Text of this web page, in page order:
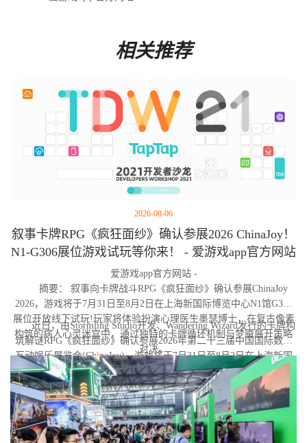
相关推荐
2026-08-06
叙事卡牌RPG《疯狂面纱》确认参展2026 ChinaJoy！
N1-G306展位游戏试玩等你来！ - 爱游戏app官方网站
爱游戏app官方网站 -
摘要： 叙事向卡牌战斗RPG《疯狂面纱》确认参展ChinaJoy
2026，游戏将于7月31日至8月2日在上海新国际博览中心N1馆G306
展位开放线下试玩!玩家将体验扮演心理医生墨瑟博士，在复古像素
构筑的病人心灵迷宫中，通过独特的卡牌循环机制与梦魇展开策略
对决。
近日，由Stormling Studio开发、Wandering Wizard发行的卡牌构
筑解谜RPG《疯狂面纱》确认参展2026年第二十三届中国国际数码
互动娱乐展览会(ChinaJoy)。游戏将于7月31日至8月2日在上海新国
际博览中心N1馆G306展位亮相，届时玩家可前往蜗牛游戏展台亲身
体验试玩Demo。与此同时，《疯狂面纱》Steam商店页现已上线，
玩家可提前加入愿望单。